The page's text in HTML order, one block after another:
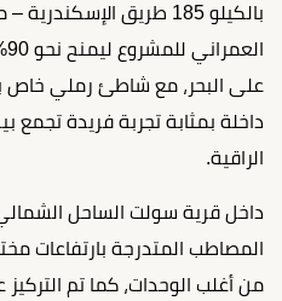
بالكيلو 185 طريق
داخلة بمثابة تجربة فريدة تجمع
الراقية.
داخل قرية سولت الساحل
المصاطب المتدرجة بارتفاعات
من أغلب الوحدات، كما تم